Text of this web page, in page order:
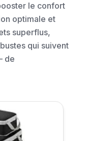
le confort
optimale et
superflus,
qui suivent
de